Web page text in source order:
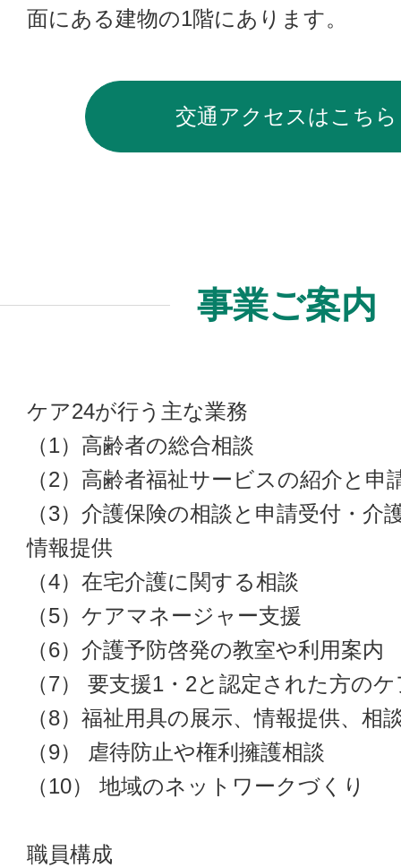
面にある建物の1階にあります。
交通アクセスはこちら
事業ご案内
ケア24が行う主な業務
（1）高齢者の総合相談
（2）高齢者福祉サービスの紹介と申
（3）介護保険の相談と申請受付・介
情報提供
（4）在宅介護に関する相談
（5）ケアマネージャー支援
（6）介護予防啓発の教室や利用案内
（7） 要支援1・2と認定された方の
（8）福祉用具の展示、情報提供、相
（9） 虐待防止や権利擁護相談
（10） 地域のネットワークづくり
職員構成